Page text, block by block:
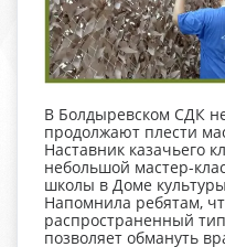
В Болдыревском СДК
продолжают плести
Наставник казачьего
небольшой мастер-
школы в Доме
Напомнила ребятам,
распространенный
позволяет обмануть